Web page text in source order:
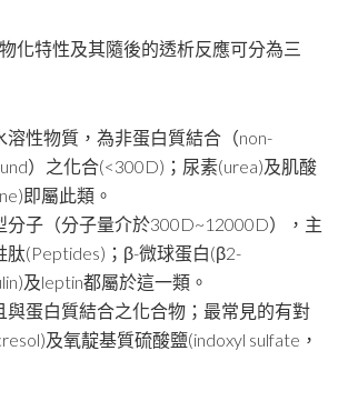
化特性及其隨後的透析反應可分為三
溶性物質，為非蛋白質結合（non-
）之化合(<300D)；尿素(urea)及肌酸
即屬此類。
分子（分子量介於300D~12000D），主
肽(Peptides)；β-微球蛋白(β2-
及leptin都屬於這一類。
與蛋白質結合之化合物；最常見的有對
及氧靛基質硫酸鹽(indoxyl sulfate，